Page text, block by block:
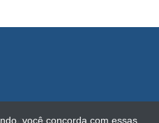
você concorda com essas